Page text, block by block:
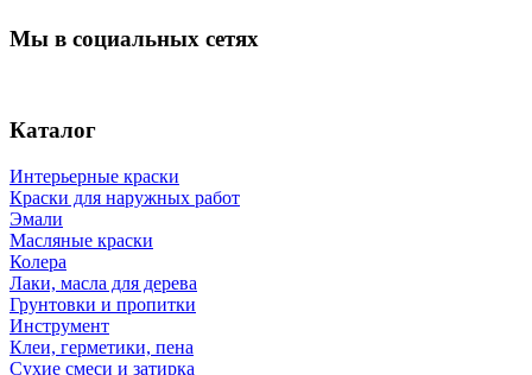
Мы в социальных сетях
Каталог
Интерьерные краски
Краски для наружных работ
Эмали
Масляные краски
Колера
Лаки, масла для дерева
Грунтовки и пропитки
Инструмент
Клеи, герметики, пена
Сухие смеси и затирка